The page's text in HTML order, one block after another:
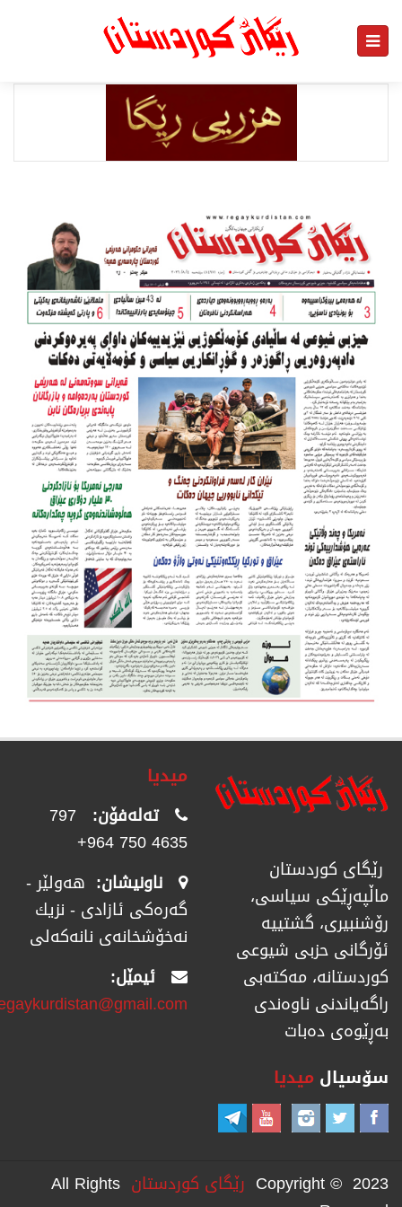
رێگای كوردستان
ماڵپەڕێكی سیاسی،
رۆشنبیری، گشتییە
ئۆرگانی حزبی شیوعی
كوردستانە، مەكتەبی
راگەیاندنی ناوەندی
بەڕێوەی دەبات
میدیا
تەلەفۆن: 797
4635 750 964+
ناونیشان: هەولێر -
گەرەکی ئازادی - نزیك
نەخۆشخانەی نانەکەلی
ئیمێل:
سۆسیال میدیا
Copyright © 2023 رێگای كوردستان All Rights